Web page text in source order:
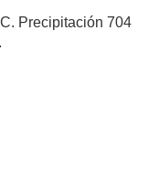
Precipitación 704